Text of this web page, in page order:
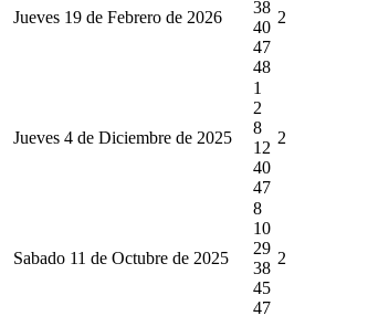
Jueves 19 de Febrero de 2026
38
40
47
48
2
Jueves 4 de Diciembre de 2025
1
2
8
12
40
47
2
Sabado 11 de Octubre de 2025
8
10
29
38
45
47
2